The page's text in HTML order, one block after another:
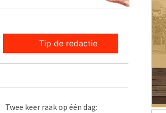
Tip de redactie
Twee keer raak op één dag: